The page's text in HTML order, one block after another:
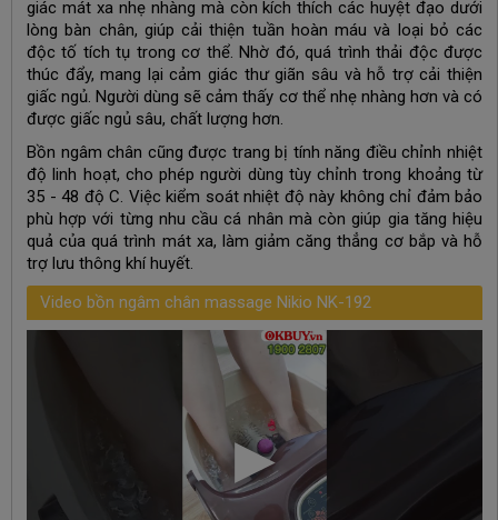
giác mát xa nhẹ nhàng mà còn kích thích các huyệt đạo dưới
lòng bàn chân, giúp cải thiện tuần hoàn máu và loại bỏ các
độc tố tích tụ trong cơ thể. Nhờ đó, quá trình thải độc được
thúc đẩy, mang lại cảm giác thư giãn sâu và hỗ trợ cải thiện
giấc ngủ. Người dùng sẽ cảm thấy cơ thể nhẹ nhàng hơn và có
được giấc ngủ sâu, chất lượng hơn.
Bồn ngâm chân cũng được trang bị tính năng điều chỉnh nhiệt
độ linh hoạt, cho phép người dùng tùy chỉnh trong khoảng từ
35 - 48 độ C. Việc kiểm soát nhiệt độ này không chỉ đảm bảo
phù hợp với từng nhu cầu cá nhân mà còn giúp gia tăng hiệu
quả của quá trình mát xa, làm giảm căng thẳng cơ bắp và hỗ
trợ lưu thông khí huyết.
Video bồn ngâm chân massage Nikio NK-192